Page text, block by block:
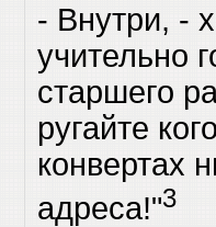
- Внутри, -
учительно
старшего
ругайте
конвертах
адреса!"3